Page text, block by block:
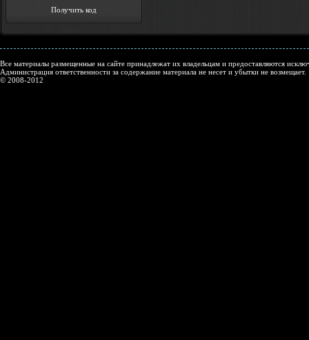
Получить код
Все материалы размещенные на сайте принадлежат их владельцам и предоставляются
Администрация ответственности за содержание материала не несет и убытки не возмещает.
© 2008-2012